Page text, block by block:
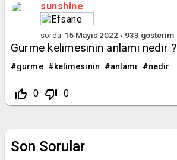
sunshine
sordu 15 Mayıs 2022 933 gösterim
Gurme kelimesinin anlamı nedir ?
gurme kelimesinin anlamı nedir
thumb_up_off_alt 0 thumb_down_off_alt 0
Son Sorular